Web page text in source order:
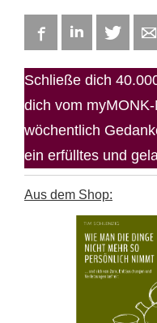
FacebookLinkedIn Twitter
Schließe dich
dich vom
wöchentlich
ein erfülltes und
Aus dem Shop: